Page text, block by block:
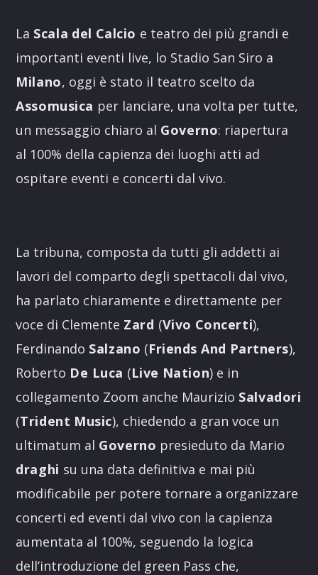
La Scala del Calcio e teatro dei più grandi e
importanti eventi live, lo Stadio San Siro a
Milano, oggi è stato il teatro scelto da
Assomusica per lanciare, una volta per tutte,
un messaggio chiaro al Governo: riapertura
al 100% della capienza dei luoghi atti ad
ospitare eventi e concerti dal vivo.
La tribuna, composta da tutti gli addetti ai
lavori del comparto degli spettacoli dal vivo,
ha parlato chiaramente e direttamente per
voce di Clemente Zard (Vivo Concerti),
Ferdinando Salzano (Friends And Partners),
Roberto De Luca (Live Nation) e in
collegamento Zoom anche Maurizio Salvadori
(Trident Music), chiedendo a gran voce un
ultimatum al Governo presieduto da Mario
draghi su una data definitiva e mai più
modificabile per potere tornare a organizzare
concerti ed eventi dal vivo con la capienza
aumentata al 100%, seguendo la logica
dell’introduzione del green Pass che,